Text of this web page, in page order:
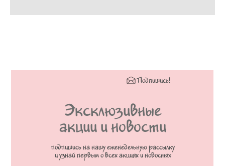
Эксклюзивные
акции и новости
подпишись на нашу еженедельную рассылку
и узнай первым о всех акциях и новостях
Подпишись!